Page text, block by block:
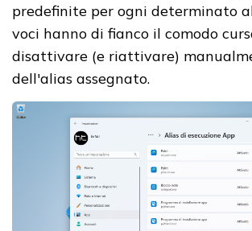
predefinite per ogni determinato
voci hanno di fianco il comodo
disattivare (e riattivare)
dell'alias assegnato.